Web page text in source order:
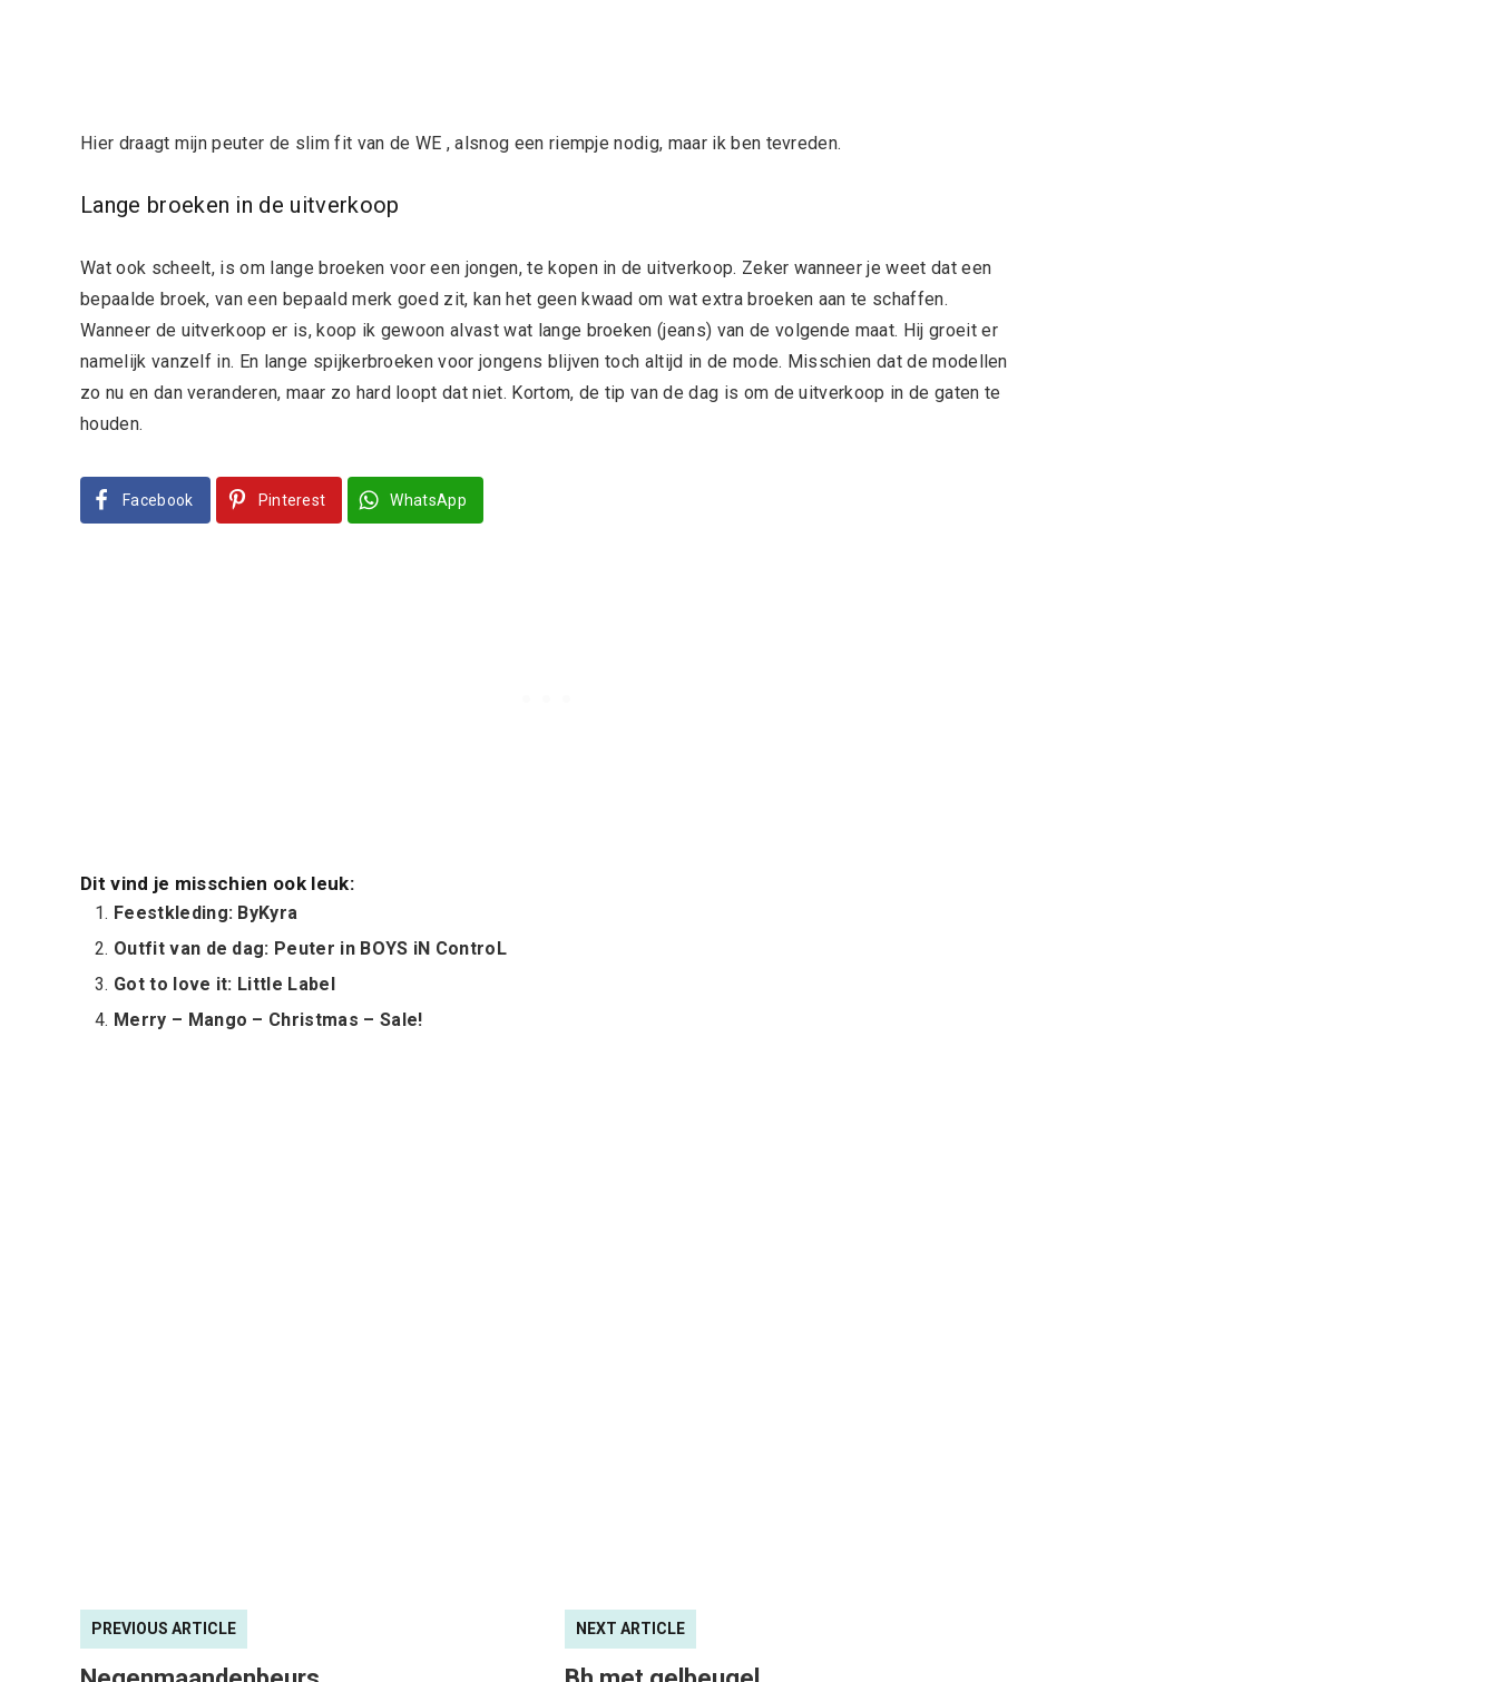
Hier draagt mijn peuter de slim fit van de WE , alsnog een riempje nodig, maar ik ben tevreden.
Lange broeken in de uitverkoop
Wat ook scheelt, is om lange broeken voor een jongen, te kopen in de uitverkoop. Zeker wanneer je weet dat een
bepaalde broek, van een bepaald merk goed zit, kan het geen kwaad om wat extra broeken aan te schaffen.
Wanneer de uitverkoop er is, koop ik gewoon alvast wat lange broeken (jeans) van de volgende maat. Hij groeit er
namelijk vanzelf in. En lange spijkerbroeken voor jongens blijven toch altijd in de mode. Misschien dat de modellen
zo nu en dan veranderen, maar zo hard loopt dat niet. Kortom, de tip van de dag is om de uitverkoop in de gaten te
houden.
Facebook Pinterest WhatsApp
Dit vind je misschien ook leuk:
Feestkleding: ByKyra
Outfit van de dag: Peuter in BOYS iN ControL
Got to love it: Little Label
Merry – Mango – Christmas – Sale!
PREVIOUS ARTICLE NEXT ARTICLE